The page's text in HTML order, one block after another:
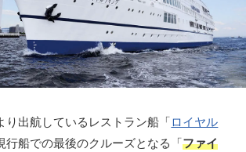
り出航しているレストラン船「ロイヤル
行船での最後のクルーズとなる「ファイ